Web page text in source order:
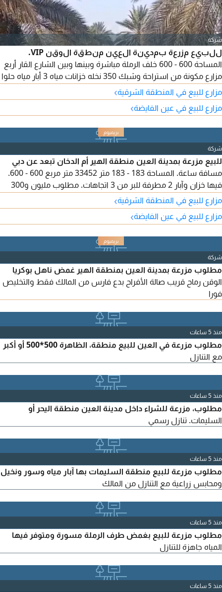
شركة
للبيع مزرعة بمدينة العين منطقة الوقن VIP.
المساحة 600 - 600 خلف الرملة مباشرة وبينها وبين الشارع القار أربع
مزارع مكونة من استراحة وشبك 350 نخله خزانات مياه 3 أبار مياه حلوا
مطلوب 650 ألف درهم قابلة للتفاوض التسجيل للاماراتيين
مزارع للبيع في المنطقة الشرقية›
مزارع للبيع في عين الفايضة›
شركة
للبيع مزرعة بمدينة العين منطقة الهير أم الدخان تبعد عن دبي
مسافة ساعة. المساحة 183 - 183 متر 33452 متر مربع 600 - 600.
فيها خزان وآبار 2 مطرفة للبر من 3 اتجاهات. مطلوب مليون و300
ألف درهم
مزارع للبيع في المنطقة الشرقية›
مزارع للبيع في عين الفايضة›
شركة
مطلوب مزرعة بمدينة العين بمنطقة الهير غمض ناهل بوكريا
الوقن رماح قريب صالة الأفراح بدع فارس من المالك فقط والتخليص
فورا
منذ 5 ساعات
مطلوب مزرعة في العين للبيع منطقة، الظاهرة 500*500 أو أكبر
مع التنازل
منذ 5 ساعات
مطلوب، مزرعة للشراء داخل مدينة العين منطقة اليحر أو
السليمات. تنازل رسمي
منذ 5 ساعات
مطلوب مزرعة للبيع منطقة السليمات بها آبار مياه وسور ونخيل
ومحابس زراعية مع التنازل من المالك
منذ 5 ساعات
مطلوب مزرعة للبيع بغمض طرف الرملة مسورة ومتوفر فيها
المياه جاهزة للتنازل
منذ 5 ساعات